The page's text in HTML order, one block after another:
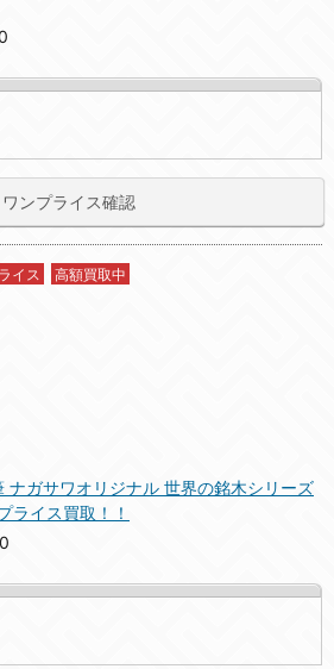
ワンプライス確認
イス 高額買取中
ナガサワオリジナル 世界の銘木シリーズ
イス買取！！